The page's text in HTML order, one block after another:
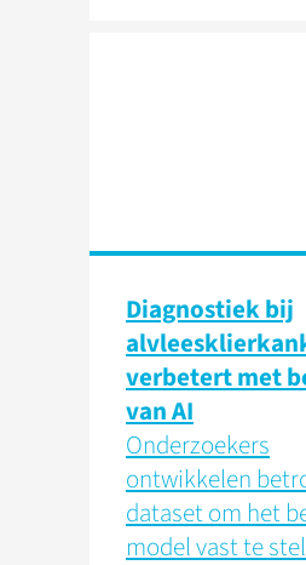
Diagnostiek bij
verbetert met
van AI
Onderzoekers
ontwikkelen
dataset om het
model vast te